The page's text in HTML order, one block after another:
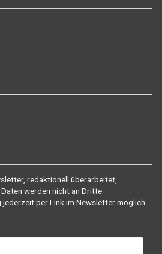
redaktionell überarbeitet,
werden nicht an Dritte
per Link im Newsletter möglich.